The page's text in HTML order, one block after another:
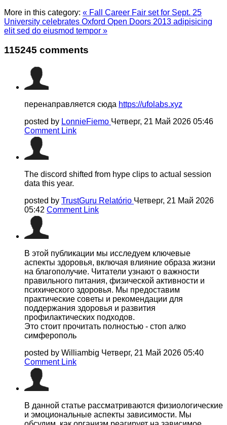
More in this category: « Fall Career Fair set for Sept. 25
University celebrates Oxford Open Doors 2013 adipisicing
elit sed do eiusmod tempor »
115245 comments
перенаправляется сюда https://ufolabs.xyz
posted by LonnieFiemo Четверг, 21 Май 2026 05:46
Comment Link
The discord shifted from hype clips to actual session
data this year.
posted by TrustGuru Relatório Четверг, 21 Май 2026
05:42 Comment Link
В этой публикации мы исследуем ключевые
аспекты здоровья, включая влияние образа жизни
на благополучие. Читатели узнают о важности
правильного питания, физической активности и
психического здоровья. Мы предоставим
практические советы и рекомендации для
поддержания здоровья и развития
профилактических подходов.
Это стоит прочитать полностью - стоп алко
симферополь
posted by Williambig Четверг, 21 Май 2026 05:40
Comment Link
В данной статье рассматриваются физиологические
и эмоциональные аспекты зависимости. Мы